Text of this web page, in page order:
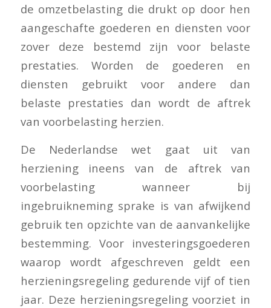
de omzetbelasting die drukt op door hen
aangeschafte goederen en diensten voor
zover deze bestemd zijn voor belaste
prestaties. Worden de goederen en
diensten gebruikt voor andere dan
belaste prestaties dan wordt de aftrek
van voorbelasting herzien.
De Nederlandse wet gaat uit van
herziening ineens van de aftrek van
voorbelasting wanneer bij
ingebruikneming sprake is van afwijkend
gebruik ten opzichte van de aanvankelijke
bestemming. Voor investeringsgoederen
waarop wordt afgeschreven geldt een
herzieningsregeling gedurende vijf of tien
jaar. Deze herzieningsregeling voorziet in